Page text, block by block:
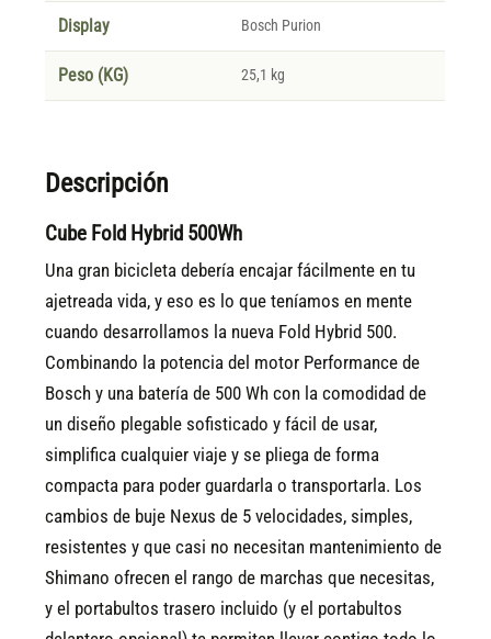
Display Bosch Purion
Peso (KG) 25,1 kg
Descripción
Cube Fold Hybrid 500Wh
Una gran bicicleta debería encajar fácilmente en tu
ajetreada vida, y eso es lo que teníamos en mente
cuando desarrollamos la nueva Fold Hybrid 500.
Combinando la potencia del motor Performance de
Bosch y una batería de 500 Wh con la comodidad de
un diseño plegable sofisticado y fácil de usar,
simplifica cualquier viaje y se pliega de forma
compacta para poder guardarla o transportarla. Los
cambios de buje Nexus de 5 velocidades, simples,
resistentes y que casi no necesitan mantenimiento de
Shimano ofrecen el rango de marchas que necesitas,
y el portabultos trasero incluido (y el portabultos